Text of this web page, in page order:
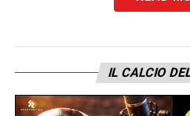
IL CALCIO